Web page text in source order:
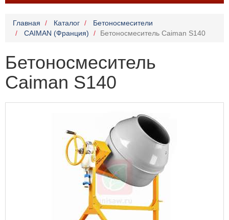
Главная Каталог
Бетоносмесители
CAIMAN (Франция)
Бетоносмеситель Caiman S140
Бетоносмеситель
Caiman S140